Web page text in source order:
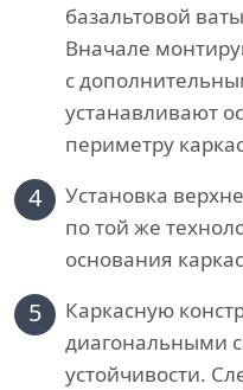
базальтовой
Вначале
с
устанавливают
периметру
4
Установка
по той же
основания
5
Каркасную
диагональными
устойчивости.